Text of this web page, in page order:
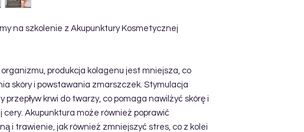
na szkolenie z Akupunktury Kosmetycznej
produkcja kolagenu jest mniejsza, co
skóry i powstawania zmarszczek. Stymulacja
przepływ krwi do twarzy, co pomaga nawilżyć skórę i
Akupunktura może również poprawić
i trawienie, jak również zmniejszyć stres, co z kolei